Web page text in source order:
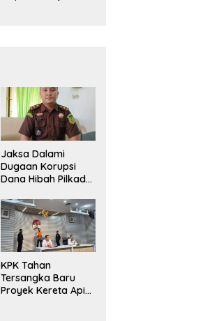
Jaksa Dalami
Dugaan Korupsi
Dana Hibah Pilkada
Kaur
KPK Tahan
Tersangka Baru
Proyek Kereta Api